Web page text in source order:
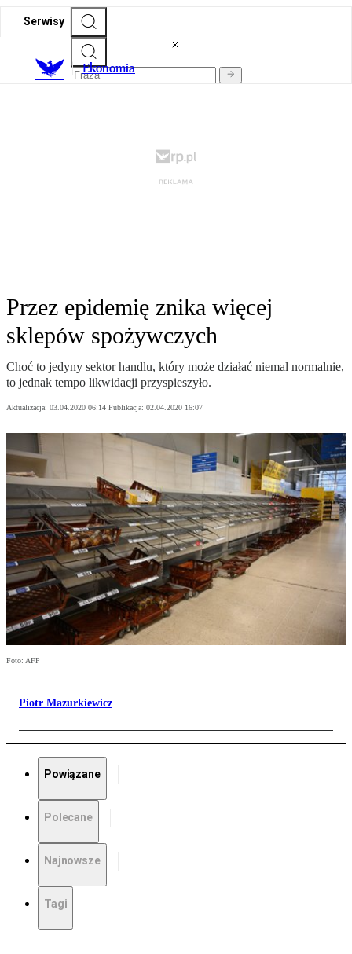
Serwisy
Ekonomia
Przez epidemię znika więcej
sklepów spożywczych
Choć to jedyny sektor handlu, który może działać niemal normalnie,
to jednak tempo likwidacji przyspieszyło.
Aktualizacja: 03.04.2020 06:14 Publikacja: 02.04.2020 16:07
Foto: AFP
Piotr Mazurkiewicz
Powiązane
Polecane
Najnowsze
Tagi